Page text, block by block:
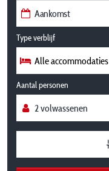
Type verblijf
Alle accommodaties
Aantal personen